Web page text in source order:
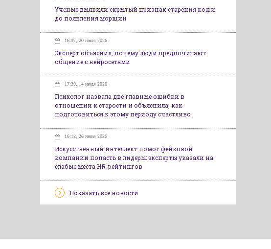
Ученые выявили скрытый признак старения кожи
до появления морщин
16:37, 20 июля 2026
Эксперт объяснил, почему люди предпочитают
общение с нейросетями
17:39, 14 июля 2026
Психолог назвала две главные ошибки в
отношении к старости и объяснила, как
подготовиться к этому периоду счастливо
16:12, 26 июня 2026
Искусственный интеллект помог фейковой
компании попасть в лидеры: эксперты указали на
слабые места HR-рейтингов
Показать все новости